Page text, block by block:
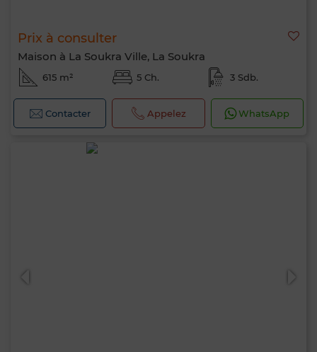
Prix à consulter
Maison à La Soukra Ville, La Soukra
615 m² 5 Ch. 3 Sdb.
Contacter Appelez WhatsApp